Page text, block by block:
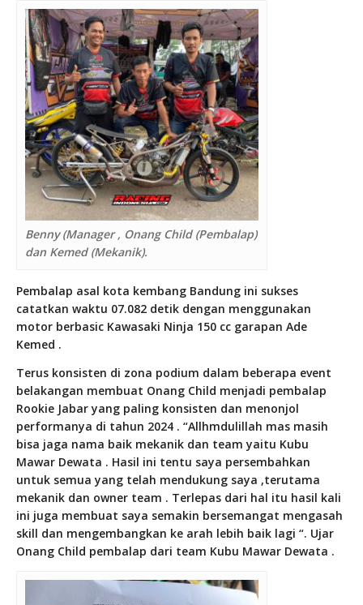
Benny (Manager , Onang Child (Pembalap)
dan Kemed (Mekanik).
Pembalap asal kota kembang Bandung ini sukses
catatkan waktu 07.082 detik dengan menggunakan
motor berbasic Kawasaki Ninja 150 cc garapan Ade
Kemed .
Terus konsisten di zona podium dalam beberapa event
belakangan membuat Onang Child menjadi pembalap
Rookie Jabar yang paling konsisten dan menonjol
performanya di tahun 2024 . “Allhmdulillah mas masih
bisa jaga nama baik mekanik dan team yaitu Kubu
Mawar Dewata . Hasil ini tentu saya persembahkan
untuk semua yang telah mendukung saya ,terutama
mekanik dan owner team . Terlepas dari hal itu hasil kali
ini juga membuat saya semakin bersemangat mengasah
skill dan mengembangkan ke arah lebih baik lagi “. Ujar
Onang Child pembalap dari team Kubu Mawar Dewata .